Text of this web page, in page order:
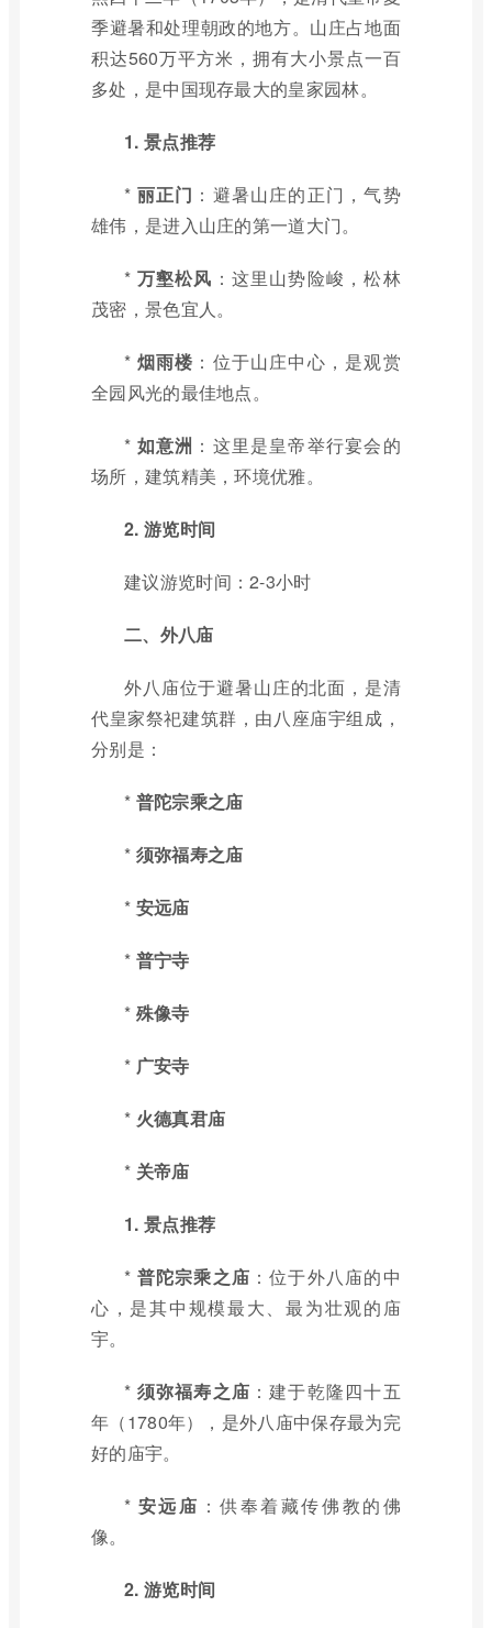
季避暑和处理朝政的地方。山庄占地面
积达560万平方米，拥有大小景点一百
多处，是中国现存最大的皇家园林。
1. 景点推荐
* 丽正门 ：避暑山庄的正门，气势
雄伟，是进入山庄的第一道大门。
* 万壑松风 ：这里山势险峻，松林
茂密，景色宜人。
* 烟雨楼 ：位于山庄中心，是观赏
全园风光的最佳地点。
* 如意洲 ：这里是皇帝举行宴会的
场所，建筑精美，环境优雅。
2. 游览时间
建议游览时间：2-3小时
二、外八庙
外八庙位于避暑山庄的北面，是清
代皇家祭祀建筑群，由八座庙宇组成，
分别是：
* 普陀宗乘之庙
* 须弥福寿之庙
* 安远庙
* 普宁寺
* 殊像寺
* 广安寺
* 火德真君庙
* 关帝庙
1. 景点推荐
* 普陀宗乘之庙 ：位于外八庙的中
心，是其中规模最大、最为壮观的庙
宇。
* 须弥福寿之庙 ：建于乾隆四十五
年（1780年），是外八庙中保存最为完
好的庙宇。
* 安远庙 ：供奉着藏传佛教的佛
像。
2. 游览时间